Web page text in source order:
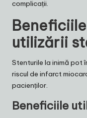
complicații.
utilizării
Stenturile la inimă pot
riscul de infarct
pacienților.
Beneficiile